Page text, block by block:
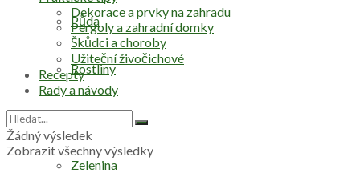
Půda
Rostliny
Zelenina
Dekorace a prvky na zahradu
Pergoly a zahradní domky
Škůdci a choroby
Užiteční živočichové
Recepty
Rady a návody
Žádný výsledek
Zobrazit všechny výsledky